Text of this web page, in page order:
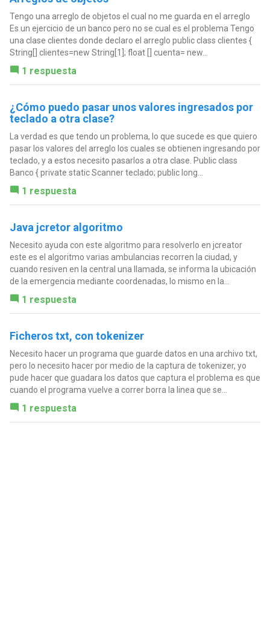
Tengo una arreglo de objetos el cual no me guarda en el arreglo
Es un ejercicio de un banco pero no se cual es el problema Tengo
una clase clientes donde declaro el arreglo public class clientes {
String[] clientes=new String[1]; float [] cuenta= new...
1 respuesta
¿Cómo puedo pasar unos valores ingresados por
teclado a otra clase?
La verdad es que tendo un problema, lo que sucede es que quiero
pasar los valores del arreglo los cuales se obtienen ingresando por
teclado, y a estos necesito pasarlos a otra clase. Public class
Banco { private static Scanner teclado; public long...
1 respuesta
Java jcretor algoritmo
Necesito ayuda con este algoritmo para resolverlo en jcreator
este es el algoritmo varias ambulancias recorren la ciudad, y
cuando resiven en la central una llamada, se informa la ubicación
de la emergencia mediante coordenadas, lo mismo en la...
1 respuesta
Ficheros txt, con tokenizer
Necesito hacer un programa que guarde datos en una archivo txt,
pero lo necesito hacer por medio de la captura de tokenizer, yo
pude hacer que guadara los datos que captura el problema es que
cuando el programa vuelve a correr borra la linea que se...
1 respuesta